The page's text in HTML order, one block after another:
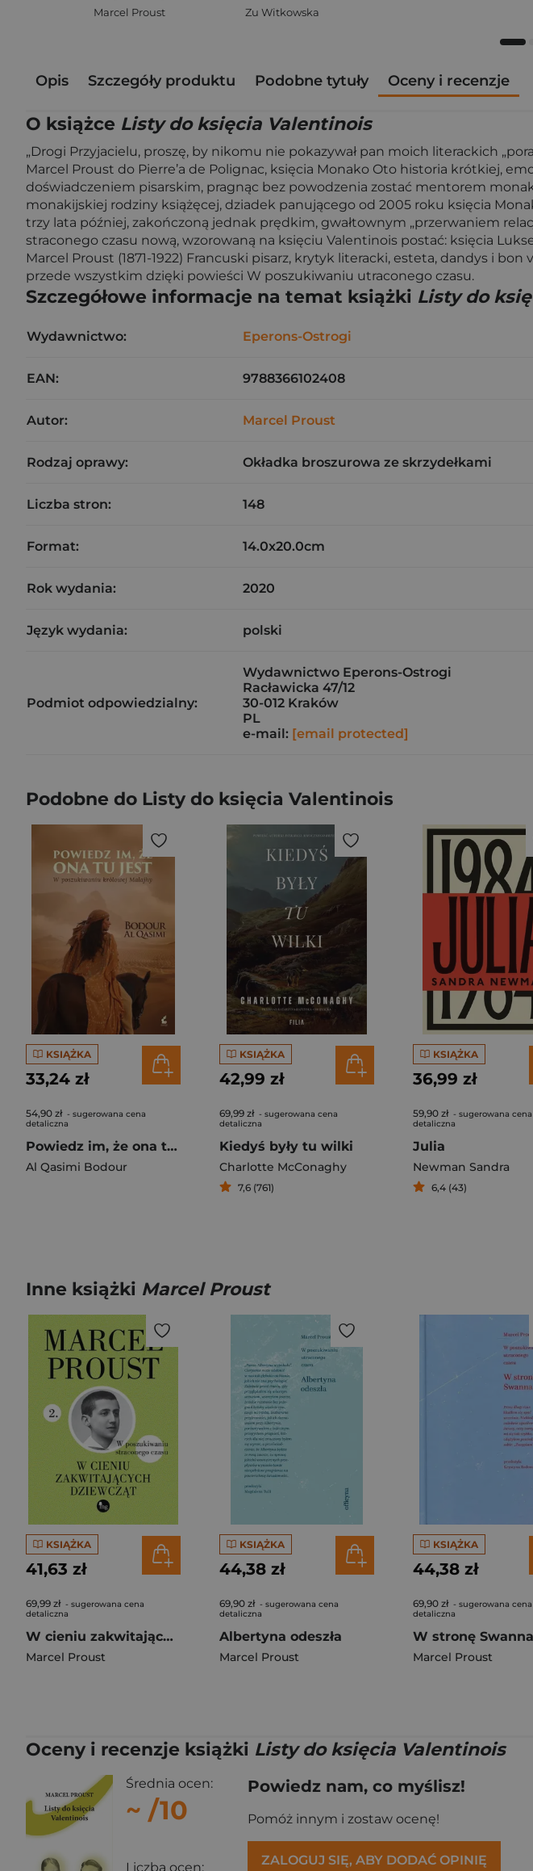
Marcel Proust Zu Witkowska
Opis Szczegóły produktu Podobne tytuły Oceny i recenzje
O książce Listy do księcia Valentinois
„Drogi Przyjacielu, proszę, by nikomu nie pokazywał pan moich literackich
Marcel Proust do Pierre’a de Polignac, księcia Monako Oto historia krótkiej,
doświadczeniem pisarskim, pragnąc bez powodzenia zostać mentorem
monakijskiej rodziny książęcej, dziadek panującego od 2005 roku księcia
trzy lata później, zakończoną jednak prędkim, gwałtownym „przerwaniem
straconego czasu nową, wzorowaną na księciu Valentinois postać: księcia
Marcel Proust (1871-1922) Francuski pisarz, krytyk literacki, esteta, dandys i
przede wszystkim dzięki powieści W poszukiwaniu utraconego czasu.
Szczegółowe informacje na temat książki Listy do
Wydawnictwo: Eperons-Ostrogi
EAN: 9788366102408
Autor: Marcel Proust
Rodzaj oprawy: Okładka broszurowa ze skrzydełkami
Liczba stron: 148
Format: 14.0x20.0cm
Rok wydania: 2020
Język wydania: polski
Podmiot odpowiedzialny:
Wydawnictwo Eperons-Ostrogi
Racławicka 47/12
30-012 Kraków
PL
e-mail: [email protected]
Podobne do Listy do księcia Valentinois
KSIĄŻKA
33,24 zł
54,90 zł - sugerowana cena
detaliczna
Powiedz im, że ona tu jest. W poszukiwaniu królowej Malajhy.
Al Qasimi Bodour
KSIĄŻKA
42,99 zł
69,99 zł - sugerowana cena
detaliczna
Kiedyś były tu wilki
Charlotte McConaghy
7,6 (761)
KSIĄŻKA
36,99 zł
59,90 zł - sugerowana cena
detaliczna
Julia
Newman Sandra
6,4 (43)
Inne książki Marcel Proust
KSIĄŻKA
41,63 zł
69,99 zł - sugerowana cena
detaliczna
W cieniu zakwitających dziewcząt
Marcel Proust
KSIĄŻKA
44,38 zł
69,90 zł - sugerowana cena
detaliczna
Albertyna odeszła
Marcel Proust
KSIĄŻKA
44,38 zł
69,90 zł - sugerowana cena
detaliczna
W stronę Swanna
Marcel Proust
Oceny i recenzje książki Listy do księcia Valentinois
Średnia ocen:
~ /10
Liczba ocen:
Powiedz nam, co myślisz!
Pomóż innym i zostaw ocenę!
ZALOGUJ SIĘ, ABY DODAĆ OPINIĘ